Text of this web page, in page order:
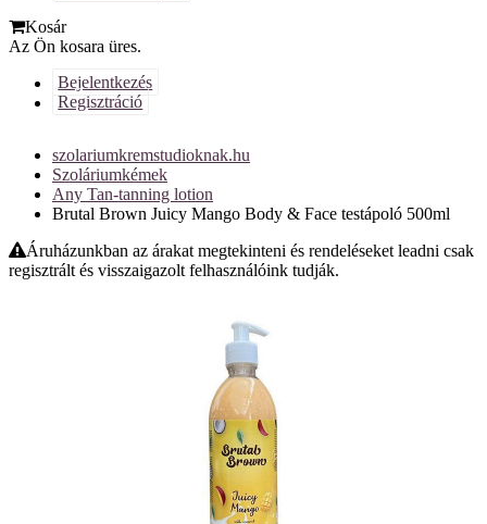
Kosár
Az Ön kosara üres.
Bejelentkezés
Regisztráció
szolariumkremstudioknak.hu
Szoláriumkémek
Any Tan-tanning lotion
Brutal Brown Juicy Mango Body & Face testápoló 500ml
Áruházunkban az árakat megtekinteni és rendeléseket leadni csak
regisztrált és visszaigazolt felhasználóink tudják.